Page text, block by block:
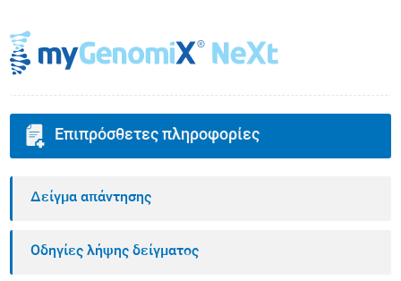
Επιπρόσθετες πληροφορίες
Δείγμα απάντησης
Οδηγίες λήψης δείγματος